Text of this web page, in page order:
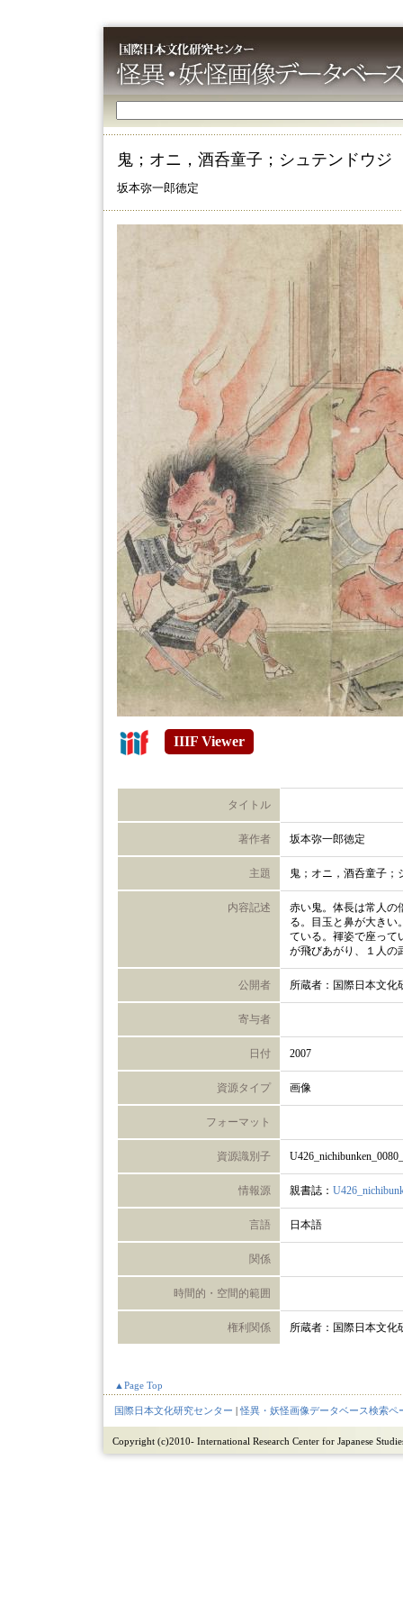
鬼；オニ，酒呑童子；シュテンドウジ
坂本弥一郎徳定
IIIF Viewer
タイトル
著作者 坂本弥一郎徳定
主題 鬼；オニ，酒呑童子；
内容記述
赤い鬼。体長は常人の
る。目玉と鼻が大きい
ている。褌姿で座って
が飛びあがり、１人の
公開者 所蔵者：国際日本文化
寄与者
日付 2007
資源タイプ 画像
フォーマット
資源識別子
情報源 親書誌：
言語 日本語
関係
時間的・空間的範囲
権利関係 所蔵者：国際日本文化
▲Page Top
国際日本文化研究センター |怪異・妖怪画像データベース検索ペ
Copyright (c)2010- International Research Center for Japanese